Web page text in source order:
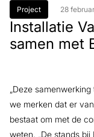
Project 28
Installatie
samen met
„Deze
we merken dat er
bestaat om met de
weten. „De stands